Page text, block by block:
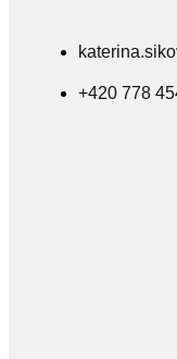
+420 778